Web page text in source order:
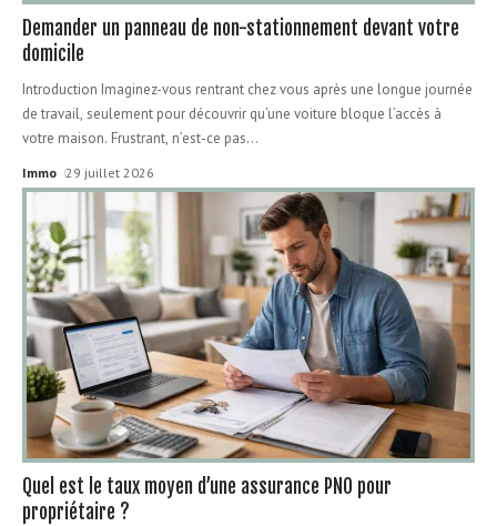
Demander un panneau de non-stationnement devant votre
domicile
Introduction Imaginez-vous rentrant chez vous après une longue journée
de travail, seulement pour découvrir qu’une voiture bloque l’accès à
votre maison. Frustrant, n’est-ce pas…
Immo 29 juillet 2026
Quel est le taux moyen d’une assurance PNO pour
propriétaire ?